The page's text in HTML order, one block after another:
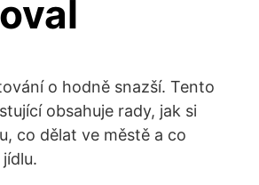
o hodně snazší. Tento
obsahuje rady, jak si
co dělat ve městě a co